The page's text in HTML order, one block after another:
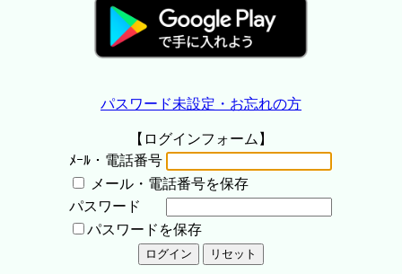
パスワード未設定・お忘れの方
【ログインフォーム】
ﾒｰﾙ・電話番号
メール・電話番号を保存
パスワード
パスワードを保存